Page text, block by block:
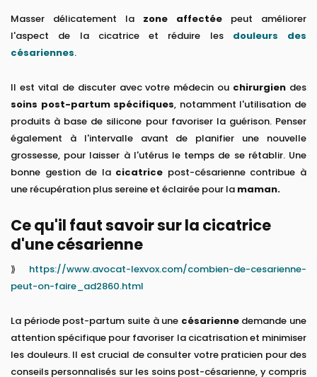
Masser délicatement la zone affectée peut améliorer
l'aspect de la cicatrice et réduire les douleurs des
césariennes.
Il est vital de discuter avec votre médecin ou chirurgien des
soins post-partum spécifiques, notamment l'utilisation de
produits à base de silicone pour favoriser la guérison. Penser
également à l'intervalle avant de planifier une nouvelle
grossesse, pour laisser à l'utérus le temps de se rétablir. Une
bonne gestion de la cicatrice post-césarienne contribue à
une récupération plus sereine et éclairée pour la maman.
Ce qu'il faut savoir sur la cicatrice
d'une césarienne
⟫ https://www.avocat-lexvox.com/combien-de-cesarienne-
peut-on-faire_ad2860.html
La période post-partum suite à une césariennedemande une
attention spécifique pour favoriser la cicatrisation et minimiser
les douleurs. Il est crucial de consulter votre praticien pour des
conseils personnalisés sur les soins post-césarienne, y compris